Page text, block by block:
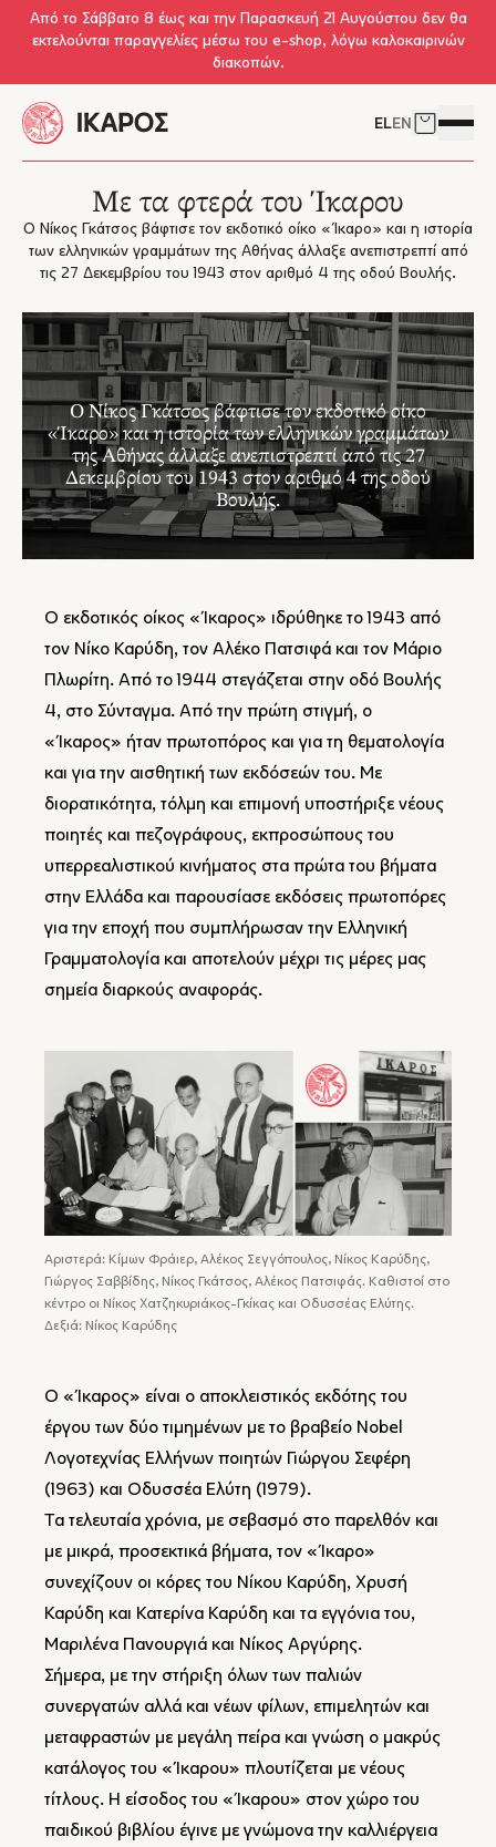
Skip to main content
Από το Σάββατο 8 έως και την Παρασκευή 21 Αυγούστου δεν θα
εκτελούνται παραγγελίες μέσω του e-shop, λόγω καλοκαιρινών
διακοπών.
ELEN Δείτε το
Με τα φτερά του Ίκαρου
Ο Νίκος Γκάτσος βάφτισε τον εκδοτικό οίκο «Ίκαρο» και η ιστορία
των ελληνικών γραμμάτων της Αθήνας άλλαξε ανεπιστρεπτί από
τις 27 Δεκεμβρίου του 1943 στον αριθμό 4 της οδού Βουλής.
Ο Νίκος Γκάτσος βάφτισε τον εκδοτικό οίκο
«Ίκαρο» και η ιστορία των ελληνικών γραμμάτων
της Αθήνας άλλαξε ανεπιστρεπτί από τις 27
Δεκεμβρίου του 1943 στον αριθμό 4 της οδού
Βουλής.
Ο εκδοτικός οίκος «Ίκαρος» ιδρύθηκε το 1943 από
τον Νίκο Καρύδη, τον Αλέκο Πατσιφά και τον Μάριο
Πλωρίτη. Από το 1944 στεγάζεται στην οδό Βουλής
4, στο Σύνταγμα. Από την πρώτη στιγμή, ο
«Ίκαρος» ήταν πρωτοπόρος και για τη θεματολογία
και για την αισθητική των εκδόσεών του. Με
διορατικότητα, τόλμη και επιμονή υποστήριξε νέους
ποιητές και πεζογράφους, εκπροσώπους του
υπερρεαλιστικού κινήματος στα πρώτα του βήματα
στην Ελλάδα και παρουσίασε εκδόσεις πρωτοπόρες
για την εποχή που συμπλήρωσαν την Ελληνική
Γραμματολογία και αποτελούν μέχρι τις μέρες μας
σημεία διαρκούς αναφοράς.
Αριστερά: Κίμων Φράιερ, Αλέκος Σεγγόπουλος, Νίκος Καρύδης,
Γιώργος Σαββίδης, Νίκος Γκάτσος, Αλέκος Πατσιφάς. Καθιστοί στο
κέντρο οι Νίκος Χατζηκυριάκος-Γκίκας και Οδυσσέας Ελύτης.
Δεξιά: Νίκος Καρύδης
Ο «Ίκαρος» είναι ο αποκλειστικός εκδότης του
έργου των δύο τιμημένων με το βραβείο Nobel
Λογοτεχνίας Ελλήνων ποιητών Γιώργου Σεφέρη
(1963) και Οδυσσέα Ελύτη (1979).
Τα τελευταία χρόνια, με σεβασμό στο παρελθόν και
με μικρά, προσεκτικά βήματα, τον «Ίκαρο»
συνεχίζουν οι κόρες του Νίκου Καρύδη, Χρυσή
Καρύδη και Κατερίνα Καρύδη και τα εγγόνια του,
Μαριλένα Πανουργιά και Νίκος Αργύρης.
Σήμερα, με την στήριξη όλων των παλιών
συνεργατών αλλά και νέων φίλων, επιμελητών και
μεταφραστών με μεγάλη πείρα και γνώση ο μακρύς
κατάλογος του «Ίκαρου» πλουτίζεται με νέους
τίτλους. Η είσοδος του «Ίκαρου» στον χώρο του
παιδικού βιβλίου έγινε με γνώμονα την καλλιέργεια